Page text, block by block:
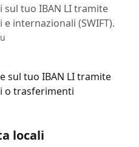
tuo IBAN LI tramite
internazionali (SWIFT).
sul tuo IBAN LI tramite
o trasferimenti
locali